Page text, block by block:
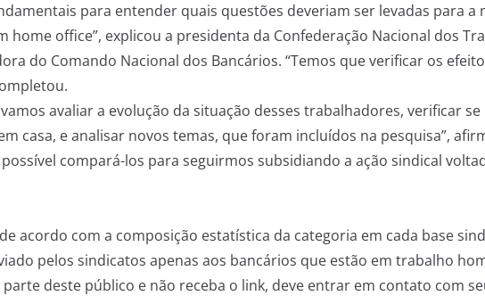
para entender quais questões deveriam ser levadas para a
home office”, explicou a presidenta da Confederação Nacional dos
do Comando Nacional dos Bancários. “Temos que verificar os
avaliar a evolução da situação desses trabalhadores, verificar
casa, e analisar novos temas, que foram incluídos na pesquisa”,
compará-los para seguirmos subsidiando a ação sindical
acordo com a composição estatística da categoria em cada base
pelos sindicatos apenas aos bancários que estão em trabalho
parte deste público e não receba o link, deve entrar em contato com